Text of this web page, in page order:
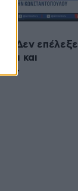
«Δεν επέλεξε
και
–